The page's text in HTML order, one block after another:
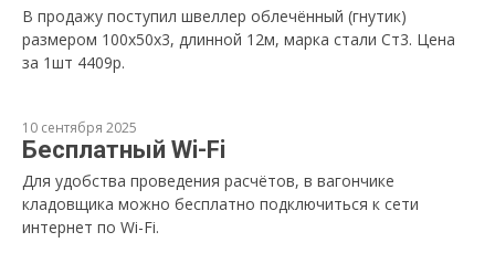
В продажу поступил швеллер облечённый (гнутик)
размером 100х50х3, длинной 12м, марка стали Ст3. Цена
за 1шт 4409р.
10 сентября 2025
Бесплатный Wi-Fi
Для удобства проведения расчётов, в вагончике
кладовщика можно бесплатно подключиться к сети
интернет по Wi-Fi.